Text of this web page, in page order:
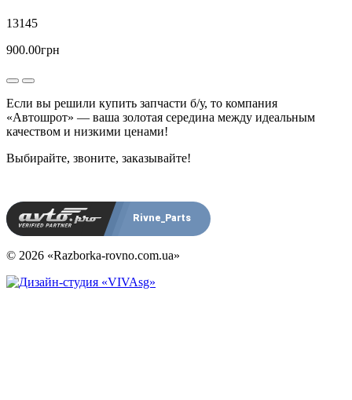
13145
900.00грн
Если вы решили купить запчасти б/у, то компания
«Автошрот» — ваша золотая середина между идеальным
качеством и низкими ценами!
Выбирайте, звоните, заказывайте!
Rivne_Parts
© 2026 «Razborka-rovno.com.ua»